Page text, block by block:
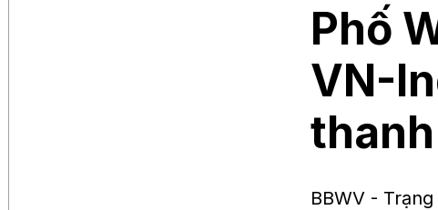
Phố
VN-
BBWV -